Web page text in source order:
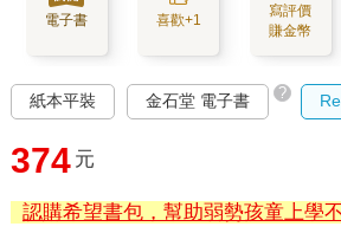
電子書 喜歡+1
寫評價
賺金幣
紙本平裝 金石堂 電子書 ?
374 元
認購希望書包，幫助弱勢孩童上學